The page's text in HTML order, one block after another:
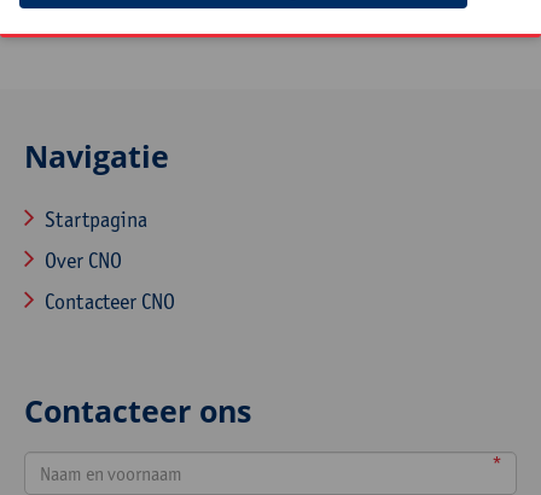
Navigatie
Startpagina
Over CNO
Contacteer CNO
Contacteer ons
*